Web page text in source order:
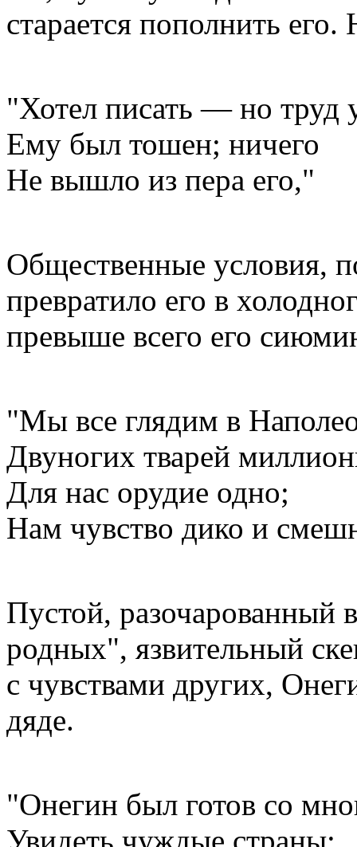
старается пополнить его.
"Хотел писать — но труд
Ему был тошен; ничего
Не вышло из пера его,"
Общественные условия,
превратило его в
превыше всего его
"Мы все глядим в
Двуногих тварей
Для нас орудие одно;
Нам чувство дико и
Пустой, разочарованный
родных", язвительный
с чувствами других,
дяде.
"Онегин был готов со
Увидеть чуждые страны;